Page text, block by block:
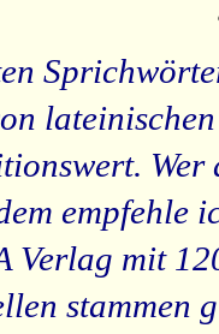
Wer
empfehle
Verlag mit
stammen